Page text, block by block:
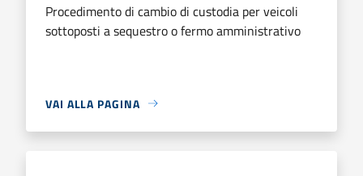
Procedimento di cambio di custodia per veicoli
sottoposti a sequestro o fermo amministrativo
VAI ALLA PAGINA